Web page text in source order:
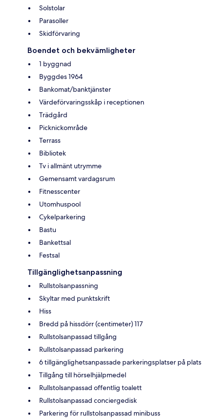
Solstolar
Parasoller
Skidförvaring
Boendet och bekvämligheter
1 byggnad
Byggdes 1964
Bankomat/banktjänster
Värdeförvaringsskåp i receptionen
Trädgård
Picknickområde
Terrass
Bibliotek
Tv i allmänt utrymme
Gemensamt vardagsrum
Fitnesscenter
Utomhuspool
Cykelparkering
Bastu
Bankettsal
Festsal
Tillgänglighetsanpassning
Rullstolsanpassning
Skyltar med punktskrift
Hiss
Bredd på hissdörr (centimeter) 117
Rullstolsanpassad tillgång
Rullstolsanpassad parkering
6 tillgänglighetsanpassade parkeringsplatser på plats
Tillgång till hörselhjälpmedel
Rullstolsanpassad offentlig toalett
Rullstolsanpassad conciergedisk
Parkering för rullstolsanpassad minibuss